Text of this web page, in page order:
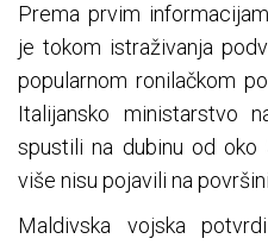
Prema prvim
je tokom istraživanja
popularnom ronilačkom
Italijansko ministarstvo
spustili na dubinu od oko
više nisu pojavili na
Maldivska vojska